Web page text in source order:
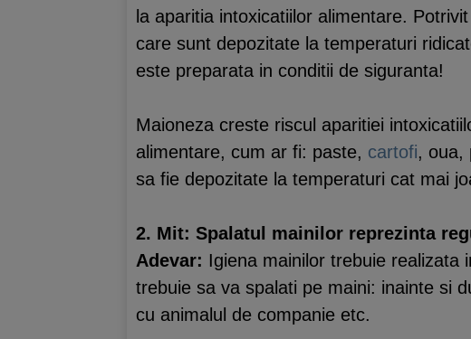
la aparitia intoxicatiilor alimentare.
care sunt depozitate la temperaturi
este preparata in conditii de siguranta!
Maioneza creste riscul aparitiei
alimentare, cum ar fi: paste, cartofi, oua,
sa fie depozitate la temperaturi cat mai
2. Mit: Spalatul mainilor reprezinta
Adevar: Igiena mainilor trebuie
trebuie sa va spalati pe maini: inainte si
cu animalul de companie etc.